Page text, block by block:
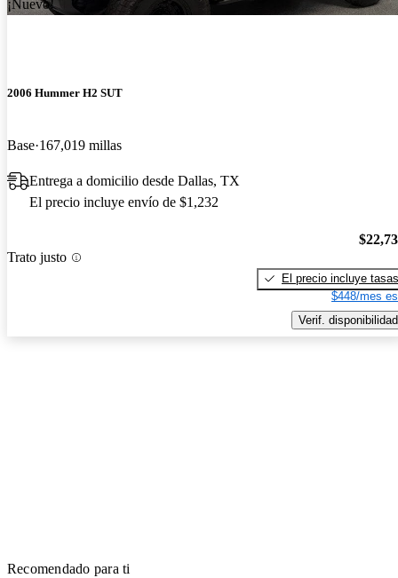
¡Nuevo!
2006 Hummer H2 SUT
Base 167,019 millas
Entrega a domicilio desde Dallas, TX
El precio incluye envío de $1,232
Trato justo
El precio incluye tasas
$448/mes
Verif. disponibilidad
Recomendado para ti